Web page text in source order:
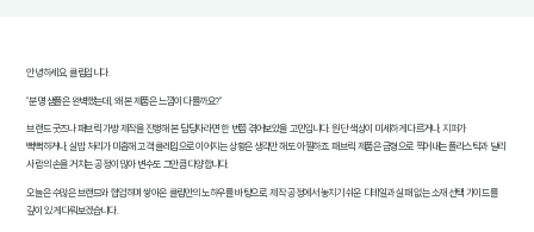
안녕하세요, 클림입니다.
"분명 샘플은 완벽했는데, 왜 본 제품은 느낌이 다를까요?"
브랜드 굿즈나 패브릭 가방 제작을 진행해 본 담당자라면 한 번쯤 겪어보았을 고민입니다. 원단 색상이 미세하게 다르거나, 지퍼가
뻑뻑하거나, 실밥 처리가 미흡해 고객 클레임으로 이어지는 상황은 생각만 해도 아찔하죠. 패브릭 제품은 금형으로 찍어내는 플라스틱과 달리
사람의 손을 거치는 공정이 많아 변수도 그만큼 다양합니다.
오늘은 수많은 브랜드와 협업하며 쌓아온 클림만의 노하우를 바탕으로, 제작 공정에서 놓치기 쉬운 디테일과 실패 없는 소재 선택 가이드를
깊이 있게 다뤄보겠습니다.